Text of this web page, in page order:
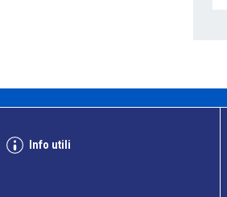
Info utili